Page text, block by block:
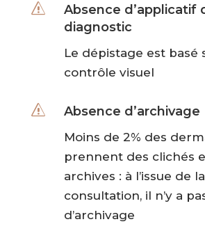
s
Absence d’applicatif
diagnostic
Le dépistage est basé
contrôle visuel
s Absence d’archivage
Moins de 2% des
prennent des clichés
archives : à l’issue de la
consultation, il n’y a
d’archivage